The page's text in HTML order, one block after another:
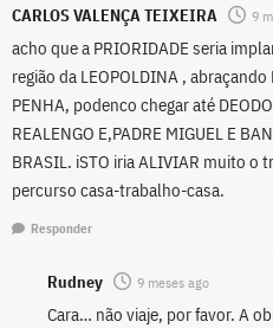
CARLOS VALENÇA TEIXEIRA 9
acho que a PRIORIDADE seria
região da LEOPOLDINA , abraçando
PENHA, podenco chegar até
REALENGO E,PADRE MIGUEL E
BRASIL. iSTO iria ALIVIAR muito
percurso casa-trabalho-casa.
Responder
Rudney 9 meses ago
Cara… não viaje, por favor. A